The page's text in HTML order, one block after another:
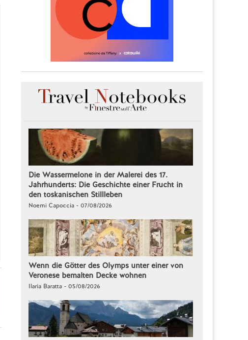
Die Wassermelone in der Malerei des 17.
Jahrhunderts: Die Geschichte einer Frucht in
den toskanischen Stillleben
Noemi Capoccia - 07/08/2026
Wenn die Götter des Olymps unter einer von
Veronese bemalten Decke wohnen
Ilaria Baratta - 05/08/2026